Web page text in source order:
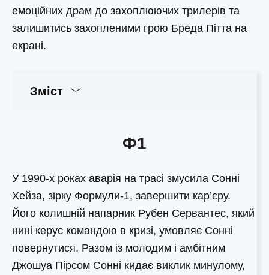
емоційних драм до захоплюючих трилерів та
залишитись захопленими грою Бреда Пітта на
екрані.
Зміст
Ф1
У 1990-х роках аварія на трасі змусила Сонні
Хейза, зірку Формули-1, завершити кар’єру.
Його колишній напарник Рубен Сервантес, який
нині керує командою в кризі, умовляє Сонні
повернутися. Разом із молодим і амбітним
Джошуа Пірсом Сонні кидає виклик минулому,